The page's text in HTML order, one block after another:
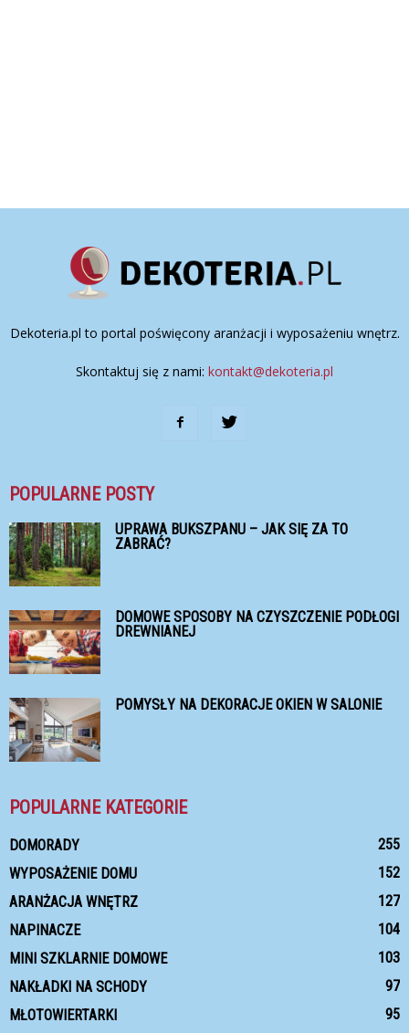
Dekoteria.pl to portal poświęcony aranżacji i wyposażeniu wnętrz.
Skontaktuj się z nami: kontakt@dekoteria.pl
POPULARNE POSTY
UPRAWA BUKSZPANU – JAK SIĘ ZA TO
ZABRAĆ?
DOMOWE SPOSOBY NA CZYSZCZENIE PODŁOGI
DREWNIANEJ
POMYSŁY NA DEKORACJE OKIEN W SALONIE
POPULARNE KATEGORIE
DOMORADY
255
WYPOSAŻENIE DOMU
152
ARANŻACJA WNĘTRZ
127
NAPINACZE
104
MINI SZKLARNIE DOMOWE
103
NAKŁADKI NA SCHODY
97
MŁOTOWIERTARKI
95